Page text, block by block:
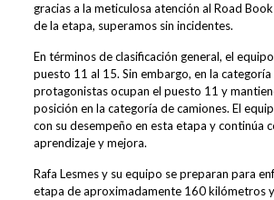
gracias a la meticulosa atención al Road
de la etapa, superamos sin incidentes.
En términos de clasificación general, el
puesto 11 al 15. Sin embargo, en la categoría
protagonistas ocupan el puesto 11 y
posición en la categoría de camiones. El
con su desempeño en esta etapa y continúa
aprendizaje y mejora.
Rafa Lesmes y su equipo se preparan para
etapa de aproximadamente 160 kilómetros